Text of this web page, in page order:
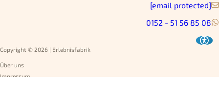
[email protected]
0152 - 51 56 85 08
Copyright © 2026 | Erlebnisfabrik
Über uns
Impressum